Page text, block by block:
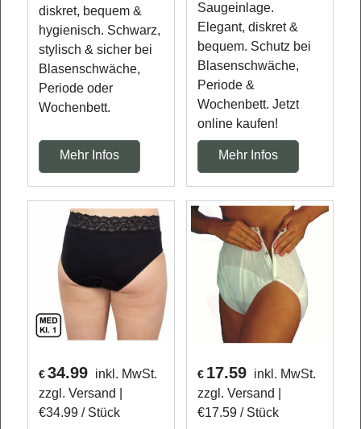
diskret, bequem &
hygienisch. Schwarz,
stylisch & sicher bei
Blasenschwäche,
Periode oder
Wochenbett.
Mehr Infos
Saugeinlage.
Elegant, diskret &
bequem. Schutz bei
Blasenschwäche,
Periode &
Wochenbett. Jetzt
online kaufen!
Mehr Infos
€ 34.99 inkl. MwSt.
zzgl. Versand
€34.99 / Stück
€ 17.59 inkl. MwSt.
zzgl. Versand
€17.59 / Stück